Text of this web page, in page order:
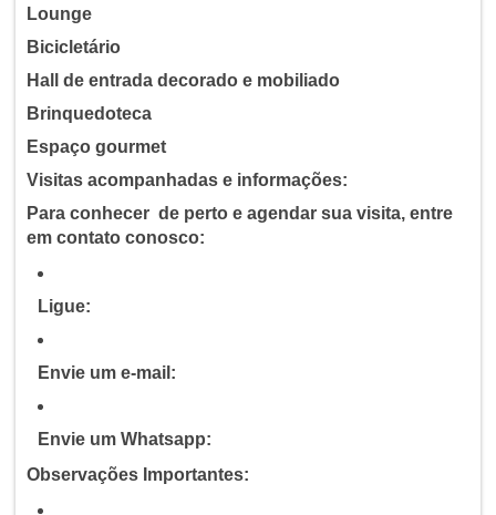
Lounge
Bicicletário
Hall de entrada decorado e mobiliado
Brinquedoteca
Espaço gourmet
Visitas acompanhadas e informações:
Para conhecer de perto e agendar sua visita, entre
em contato conosco:
Ligue:
Envie um e-mail:
Envie um Whatsapp:
Observações Importantes: